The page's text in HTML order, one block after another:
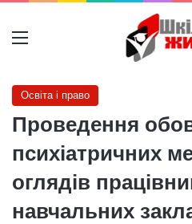
Меню
Освіта і право
Проведення
психіатричних
оглядів
навчальних